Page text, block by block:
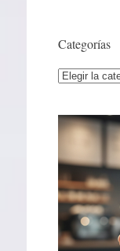
Categorías
Categorías